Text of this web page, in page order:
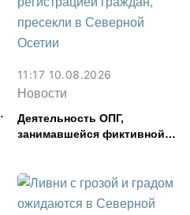
11:17 10.08.2026
Новости
Деятельность ОПГ,
занимавшейся фиктивной